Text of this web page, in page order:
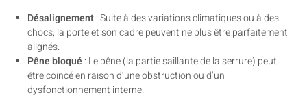
Désalignement: Suite à des variations climatiques ou à des
chocs, la porte et son cadre peuvent ne plus être parfaitement
alignés.
Pêne bloqué : Le pêne (la partie saillante de la serrure) peut
être coincé en raison d’une obstruction ou d’un
dysfonctionnement interne.